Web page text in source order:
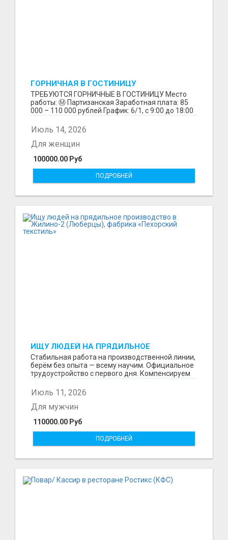
ГОРНИЧНАЯ В ГОСТИНИЦУ
ТРЕБУЮТСЯ ГОРНИЧНЫЕ В ГОСТИНИЦУ Место
работы: Ⓜ️ Партизанская Заработная плата: 85
000 – 110 000 рублей График: 6/1, с 9:00 до 18:00
Июль 14, 2026
100000.00 Руб
Для женщин
ПОДРОБНЕЙ
ИЩУ ЛЮДЕЙ НА ПРЯДИЛЬНОЕ
ПРОИЗВОДСТВО В ЖИЛИНО-2
(ЛЮБЕРЦЫ), ФАБРИКА «ПЕХОРСКИЙ
ТЕКСТИЛЬ»
Стабильная работа на производственной линии,
берём без опыта — всему научим. Официальное
трудоустройство с первого дня. Компенсируем
Июль 11, 2026
110000.00 Руб
Для мужчин
ПОДРОБНЕЙ